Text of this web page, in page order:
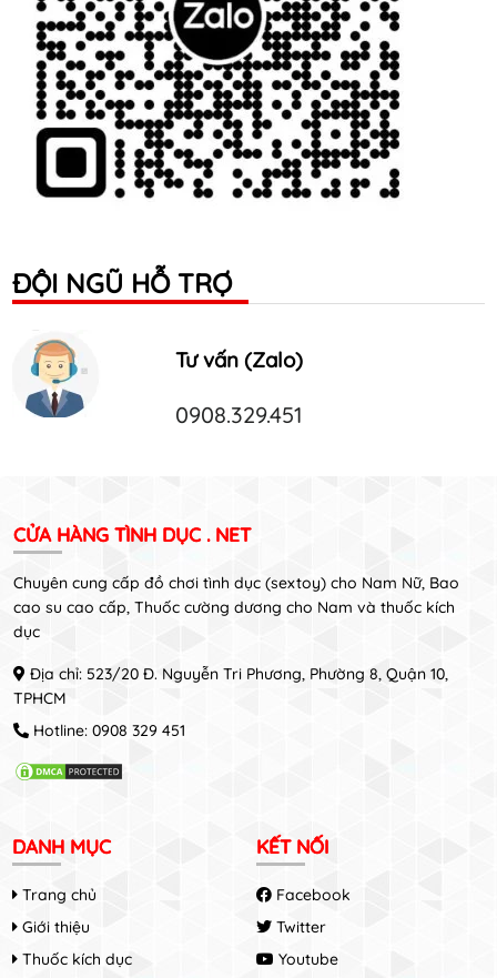
ĐỘI NGŨ HỖ TRỢ
Tư vấn (Zalo)
0908.329.451
CỬA HÀNG TÌNH DỤC . NET
Chuyên cung cấp đồ chơi tình dục (sextoy) cho Nam Nữ, Bao
cao su cao cấp, Thuốc cường dương cho Nam và thuốc kích
dục
Địa chỉ: 523/20 Đ. Nguyễn Tri Phương, Phường 8, Quận 10,
TPHCM
Hotline: 0908 329 451
DANH MỤC
Trang chủ
Giới thiệu
Thuốc kích dục
KẾT NỐI
Facebook
Twitter
Youtube